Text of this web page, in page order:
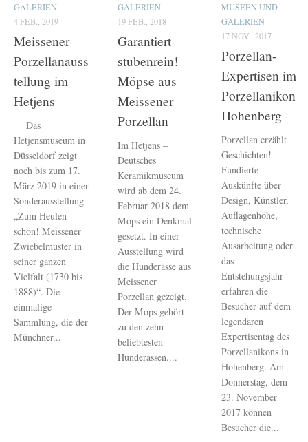
GALERIEN
4 FEB., 2019
Meissener
Porzellanauss
tellung im
Hetjens
Das
Hetjensmuseum in
Düsseldorf zeigt
noch bis zum 17.
März 2019 in einer
Sonderausstellung
„Zum Heulen
schön! Meissener
Zwiebelmuster in
seiner ganzen
Vielfalt (1730 bis
1888)“. Die
einmalige
Sammlung, die der
Münchner...
GALERIEN
19 FEB., 2018
Garantiert
stubenrein!
Möpse aus
Meissener
Porzellan
Im Hetjens –
Deutsches
Keramikmuseum
wird ab dem 24.
Februar 2018 dem
Mops ein Denkmal
gesetzt. In einer
Ausstellung wird
die Hunderasse aus
Meissener
Porzellan gezeigt.
Der Mops gehört
zu den zehn
beliebtesten
Hunderassen....
MUSEEN UND
GALERIEN
17 NOV., 2017
Porzellan-
Expertisen im
Porzellanikon
Hohenberg
Porzellan erzählt
Geschichten!
Fundierte
Auskünfte über
Design, Künstler,
Auflagenhöhe,
technische
Ausarbeitung oder
das
Entstehungsjahr
erfahren die
Besucher auf dem
legendären
Expertisentag des
Porzellanikons in
Hohenberg. Am
Donnerstag, dem
23. November
2017 können
Besucher die...